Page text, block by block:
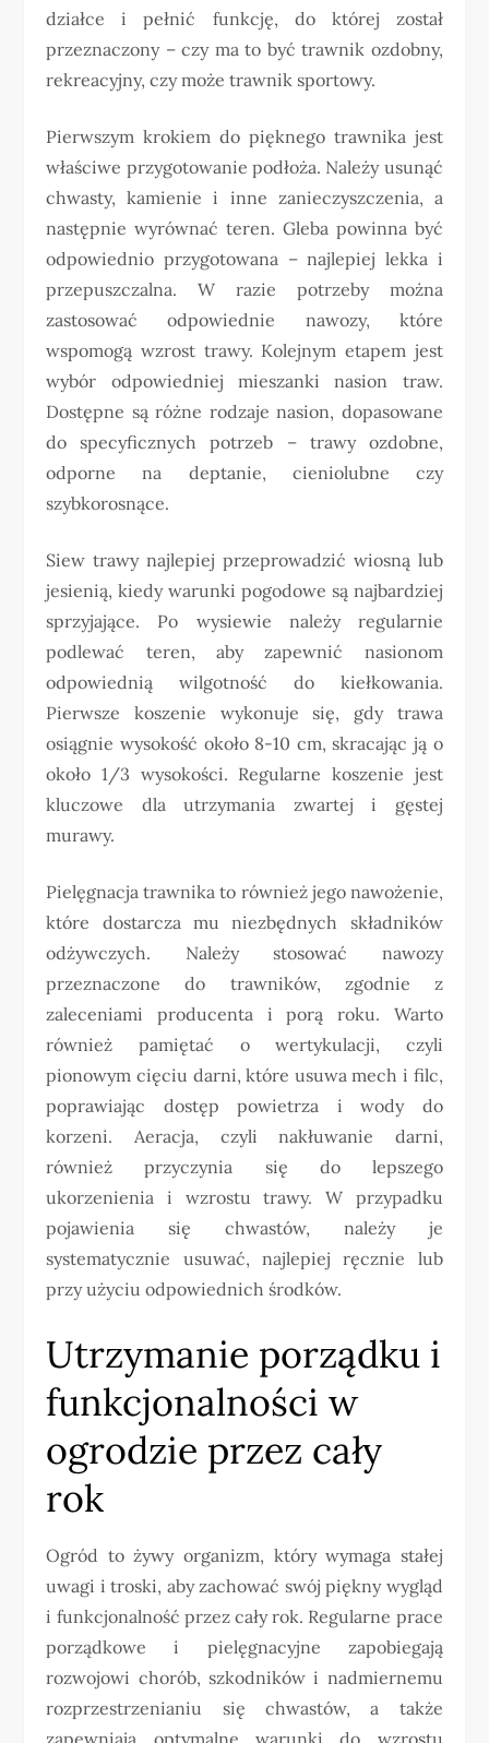
działce i pełnić funkcję, do której został
przeznaczony – czy ma to być trawnik ozdobny,
rekreacyjny, czy może trawnik sportowy.
Pierwszym krokiem do pięknego trawnika jest
właściwe przygotowanie podłoża. Należy usunąć
chwasty, kamienie i inne zanieczyszczenia, a
następnie wyrównać teren. Gleba powinna być
odpowiednio przygotowana – najlepiej lekka i
przepuszczalna. W razie potrzeby można
zastosować odpowiednie nawozy, które
wspomogą wzrost trawy. Kolejnym etapem jest
wybór odpowiedniej mieszanki nasion traw.
Dostępne są różne rodzaje nasion, dopasowane
do specyficznych potrzeb – trawy ozdobne,
odporne na deptanie, cieniolubne czy
szybkorosnące.
Siew trawy najlepiej przeprowadzić wiosną lub
jesienią, kiedy warunki pogodowe są najbardziej
sprzyjające. Po wysiewie należy regularnie
podlewać teren, aby zapewnić nasionom
odpowiednią wilgotność do kiełkowania.
Pierwsze koszenie wykonuje się, gdy trawa
osiągnie wysokość około 8-10 cm, skracając ją o
około 1/3 wysokości. Regularne koszenie jest
kluczowe dla utrzymania zwartej i gęstej
murawy.
Pielęgnacja trawnika to również jego nawożenie,
które dostarcza mu niezbędnych składników
odżywczych. Należy stosować nawozy
przeznaczone do trawników, zgodnie z
zaleceniami producenta i porą roku. Warto
również pamiętać o wertykulacji, czyli
pionowym cięciu darni, które usuwa mech i filc,
poprawiając dostęp powietrza i wody do
korzeni. Aeracja, czyli nakłuwanie darni,
również przyczynia się do lepszego
ukorzenienia i wzrostu trawy. W przypadku
pojawienia się chwastów, należy je
systematycznie usuwać, najlepiej ręcznie lub
przy użyciu odpowiednich środków.
Utrzymanie porządku i
funkcjonalności w
ogrodzie przez cały
rok
Ogród to żywy organizm, który wymaga stałej
uwagi i troski, aby zachować swój piękny wygląd
i funkcjonalność przez cały rok. Regularne prace
porządkowe i pielęgnacyjne zapobiegają
rozwojowi chorób, szkodników i nadmiernemu
rozprzestrzenianiu się chwastów, a także
zapewniają optymalne warunki do wzrostu